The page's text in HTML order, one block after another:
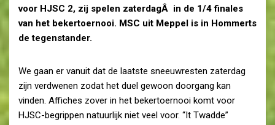
voor HJSC 2, zij spelen zaterdagÂ in de 1/4 finales
van het bekertoernooi. MSC uit Meppel is in Hommerts
de tegenstander.
We gaan er vanuit dat de laatste sneeuwresten zaterdag
zijn verdwenen zodat het duel gewoon doorgang kan
vinden. Affiches zover in het bekertoernooi komt voor
HJSC-begrippen natuurlijk niet veel voor. “It Twadde”